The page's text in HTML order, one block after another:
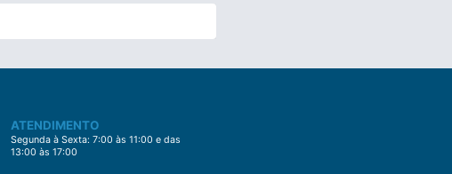
ATENDIMENTO
Segunda à Sexta: 7:00 às 11:00 e das
13:00 às 17:00